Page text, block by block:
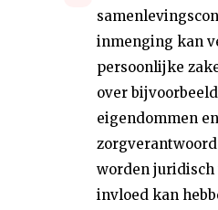
inmenging kan
persoonlijke
over
eigendommen en
worden juridisch
invloed kan